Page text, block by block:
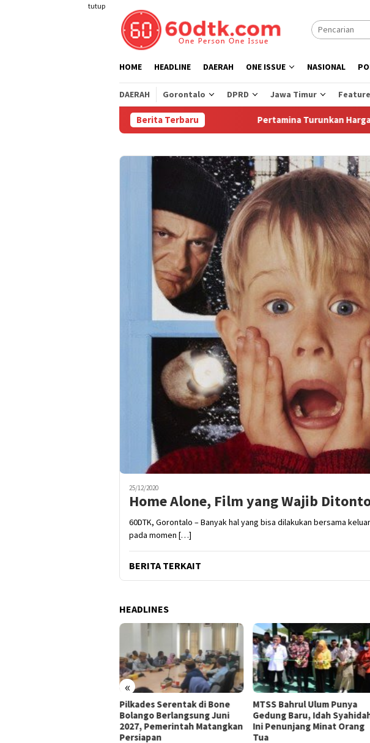
tutup
HOME HEADLINE DAERAH ONE ISSUE NASIONAL
DAERAH Gorontalo DPRD Jawa Timur Feature
Berita Terbaru Pertamina Turunkan Harga
25/12/2020
Home Alone, Film yang Wajib
60DTK, Gorontalo – Banyak hal yang bisa dilakukan bersama
pada momen […]
BERITA TERKAIT
HEADLINES
«
Pilkades Serentak di Bone
Bolango Berlangsung Juni
2027, Pemerintah Matangkan
Persiapan
MTSS Bahrul Ulum Punya
Gedung Baru, Idah
Ini Penunjang Minat Orang
Tua